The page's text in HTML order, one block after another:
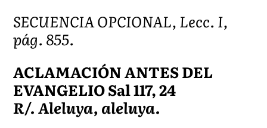
SECUENCIA OPCIONAL, Lecc. I,
pág. 855.
ACLAMACIÓN ANTES DEL
EVANGELIO Sal 117, 24
R/. Aleluya, aleluya.